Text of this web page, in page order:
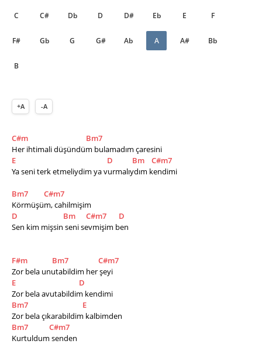
C C# Db D D# Eb E F
F# Gb G G# Ab A A# Bb
B
+A -A
C#m
Bm7
Her ihtimali düşündüm bulamadım çaresini
E
D Bm
C#m7
Ya seni terk etmeliydim ya vurmalıydım kendimi
Bm7
C#m7
Körmüşüm, cahilmişim
D
Bm C#m7
D
Sen kim mişsin seni sevmişim ben
F#m Bm7
C#m7
Zor bela unutabildim her şeyi
E
D
Zor bela avutabildim kendimi
Bm7
E
Zor bela çıkarabildim kalbimden
Bm7
C#m7
Kurtuldum senden